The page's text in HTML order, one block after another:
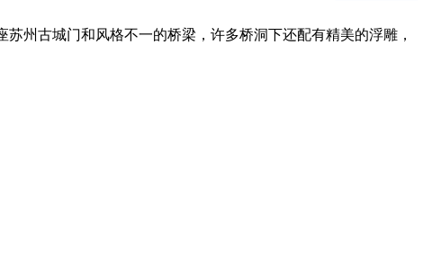
州古城门和风格不一的桥梁，许多桥洞下还配有精美的浮雕，